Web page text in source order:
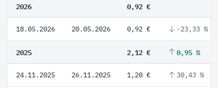
2026 0,92 €
18.05.2026 20.05.2026 0,92 € -23,33 %
2025 2,12 € 0,95 %
24.11.2025 26.11.2025 1,20 € 30,43 %